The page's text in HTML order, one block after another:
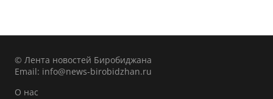
© Лента новостей Биробиджана
Email: info@news-birobidzhan.ru
О нас